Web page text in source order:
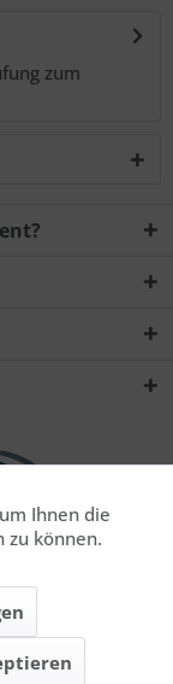
zum
zzgl.
beschrieben. Die
Sie bitte der
Aktiv
Aktiv
Aktiv
Ihnen die
können.